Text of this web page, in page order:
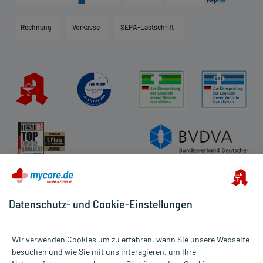
Direktabrechnung PKV
Impressum
Datenschutz
Cookie-Einstellungen
Rückgabe/Widerruf
Rechnung Vorkasse SEPA-Lastschrift
Datenschutz- und Cookie-Einstellungen
Wir verwenden Cookies um zu erfahren, wann Sie unsere Webseite
besuchen und wie Sie mit uns interagieren, um Ihre